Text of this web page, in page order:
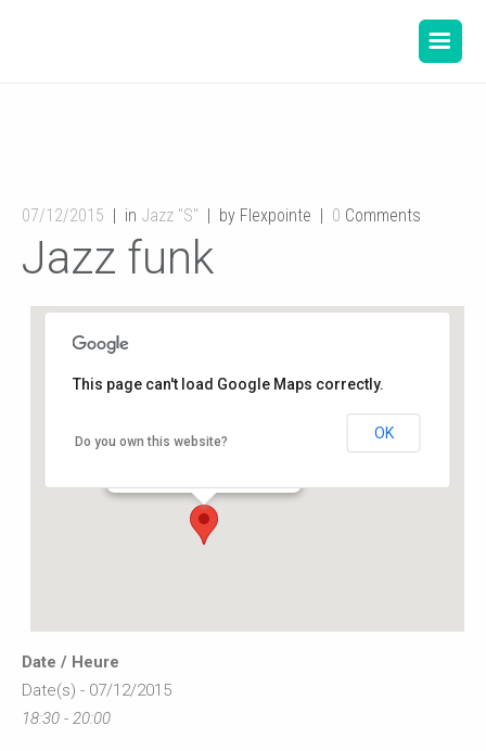
07/12/2015 in Jazz "S" by Flexpointe 0 Comments
Jazz funk
Gymnase de l’école du Planty
8 rue des écoles - Buxerolles
This page can't load Google Maps correctly.
Do you own this website?
OK
Date / Heure
Date(s) - 07/12/2015
18:30 - 20:00